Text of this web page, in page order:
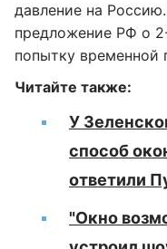
давление на
предложение РФ о
попытку временной
Читайте также:
У
способ
ответили
"Окно